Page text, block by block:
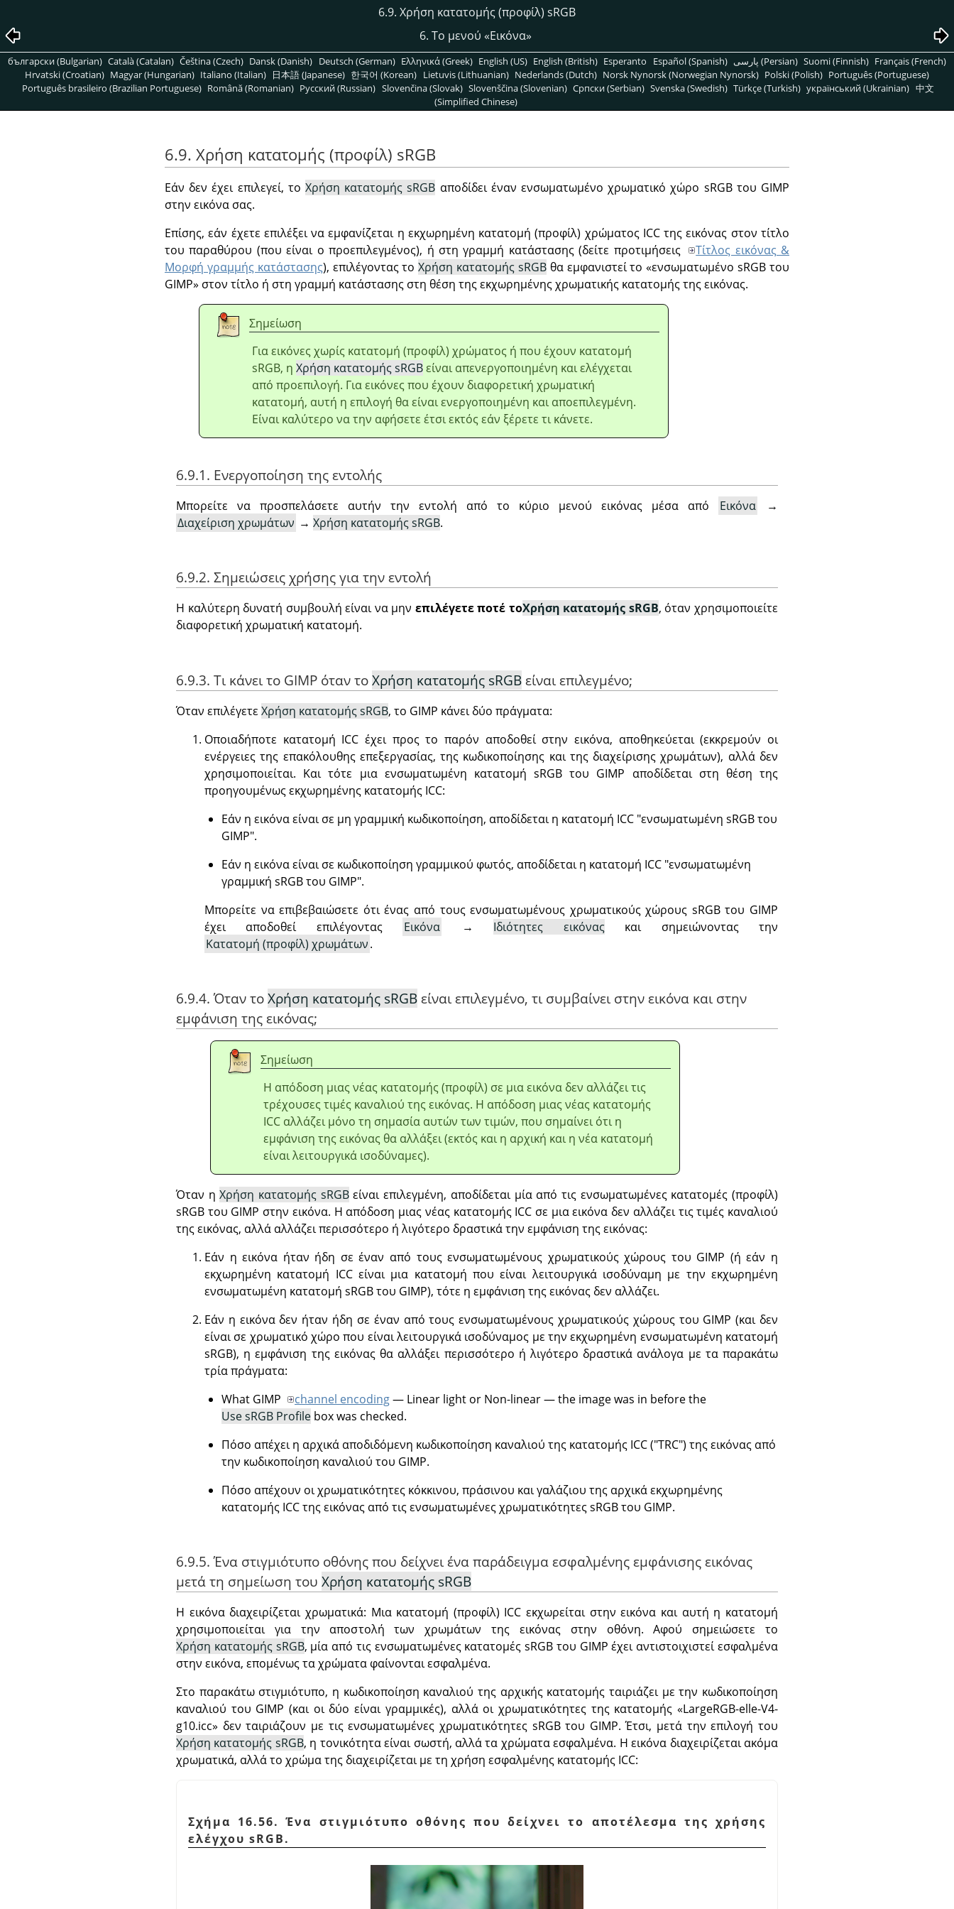
6.9. Χρήση κατατομής (προφίλ) sRGB
6. Το μενού «Εικόνα»
български (Bulgarian) Català (Catalan) Čeština (Czech) Dansk (Danish) Deutsch (German) Ελληνικά (Greek) English (US) English (British) Esperanto Español (Spanish) پارسی (Persian) Suomi (Finnish) Français (French)
Hrvatski (Croatian) Magyar (Hungarian) Italiano (Italian) 日本語 (Japanese) 한국어 (Korean) Lietuvis (Lithuanian) Nederlands (Dutch) Norsk Nynorsk (Norwegian Nynorsk) Polski (Polish) Português (Portuguese)
Português brasileiro (Brazilian Portuguese) Română (Romanian) Pусский (Russian) Slovenčina (Slovak) Slovenščina (Slovenian) Српски (Serbian) Svenska (Swedish) Türkçe (Turkish) український (Ukrainian) 中文
(Simplified Chinese)
6.9. Χρήση κατατομής (προφίλ) sRGB
Εάν δεν έχει επιλεγεί, το Χρήση κατατομής sRGB αποδίδει έναν ενσωματωμένο χρωματικό χώρο sRGB του GIMP
στην εικόνα σας.
Επίσης, εάν έχετε επιλέξει να εμφανίζεται η εκχωρημένη κατατομή (προφίλ) χρώματος ICC της εικόνας στον τίτλο
του παραθύρου (που είναι ο προεπιλεγμένος), ή στη γραμμή κατάστασης (δείτε προτιμήσεις
Τίτλος εικόνας &
Μορφή γραμμής κατάστασης), επιλέγοντας τοΧρήση κατατομής sRGBθα εμφανιστεί το«ενσωματωμένο sRGB του
GIMP» στον τίτλο ή στη γραμμή κατάστασης στη θέση της εκχωρημένης χρωματικής κατατομής της εικόνας.
Σημείωση
Για εικόνες χωρίς κατατομή (προφίλ) χρώματος ή που έχουν κατατομή
sRGB, η Χρήση κατατομής sRGBείναι απενεργοποιημένη και ελέγχεται
από προεπιλογή. Για εικόνες που έχουν διαφορετική χρωματική
κατατομή, αυτή η επιλογή θα είναι ενεργοποιημένη και αποεπιλεγμένη.
Είναι καλύτερο να την αφήσετε έτσι εκτός εάν ξέρετε τι κάνετε.
6.9.1. Ενεργοποίηση της εντολής
Μπορείτε να προσπελάσετε αυτήν την εντολή από το κύριο μενού εικόνας μέσα από Εικόνα →
Διαχείριση χρωμάτων → Χρήση κατατομής sRGB.
6.9.2. Σημειώσεις χρήσης για την εντολή
Η καλύτερη δυνατή συμβουλή είναι να μην επιλέγετε ποτέ τοΧρήση κατατομής sRGB, όταν χρησιμοποιείτε
διαφορετική χρωματική κατατομή.
6.9.3. Τι κάνει το GIMP όταν τοΧρήση κατατομής sRGBείναι επιλεγμένο;
Όταν επιλέγετε Χρήση κατατομής sRGB, το GIMP κάνει δύο πράγματα:
Οποιαδήποτε κατατομή ICC έχει προς το παρόν αποδοθεί στην εικόνα, αποθηκεύεται (εκκρεμούν οι
ενέργειες της επακόλουθης επεξεργασίας, της κωδικοποίησης και της διαχείρισης χρωμάτων), αλλά δεν
χρησιμοποιείται. Και τότε μια ενσωματωμένη κατατομή sRGB του GIMP αποδίδεται στη θέση της
προηγουμένως εκχωρημένης κατατομής ICC:
Εάν η εικόνα είναι σε μη γραμμική κωδικοποίηση, αποδίδεται η κατατομή ICC "ενσωματωμένη sRGB του
GIMP".
Εάν η εικόνα είναι σε κωδικοποίηση γραμμικού φωτός, αποδίδεται η κατατομή ICC "ενσωματωμένη
γραμμική sRGB του GIMP".
Μπορείτε να επιβεβαιώσετε ότι ένας από τους ενσωματωμένους χρωματικούς χώρους sRGB του GIMP
έχει αποδοθεί επιλέγοντας
Εικόνα → Ιδιότητες εικόνας και σημειώνοντας την
Κατατομή (προφίλ) χρωμάτων.
6.9.4. Όταν τοΧρήση κατατομής sRGBείναι επιλεγμένο, τι συμβαίνει στην εικόνα και στην
εμφάνιση της εικόνας;
Σημείωση
Η απόδοση μιας νέας κατατομής (προφίλ) σε μια εικόνα δεν αλλάζει τις
τρέχουσες τιμές καναλιού της εικόνας. Η απόδοση μιας νέας κατατομής
ICC αλλάζει μόνο τη σημασία αυτών των τιμών, που σημαίνει ότι η
εμφάνιση της εικόνας θα αλλάξει (εκτός και η αρχική και η νέα κατατομή
είναι λειτουργικά ισοδύναμες).
Όταν ηΧρήση κατατομής sRGBείναι επιλεγμένη, αποδίδεται μία από τις ενσωματωμένες κατατομές (προφίλ)
sRGB του GIMP στην εικόνα. Η απόδοση μιας νέας κατατομής ICC σε μια εικόνα δεν αλλάζει τις τιμές καναλιού
της εικόνας, αλλά αλλάζει περισσότερο ή λιγότερο δραστικά την εμφάνιση της εικόνας:
Εάν η εικόνα ήταν ήδη σε έναν από τους ενσωματωμένους χρωματικούς χώρους του GIMP (ή εάν η
εκχωρημένη κατατομή ICC είναι μια κατατομή που είναι λειτουργικά ισοδύναμη με την εκχωρημένη
ενσωματωμένη κατατομή sRGB του GIMP), τότε η εμφάνιση της εικόνας δεν αλλάζει.
Εάν η εικόνα δεν ήταν ήδη σε έναν από τους ενσωματωμένους χρωματικούς χώρους του GIMP (και δεν
είναι σε χρωματικό χώρο που είναι λειτουργικά ισοδύναμος με την εκχωρημένη ενσωματωμένη κατατομή
sRGB), η εμφάνιση της εικόνας θα αλλάξει περισσότερο ή λιγότερο δραστικά ανάλογα με τα παρακάτω
τρία πράγματα:
What GIMP
channel encoding— Linear light or Non-linear — the image was in before the
Use sRGB Profile box was checked.
Πόσο απέχει η αρχικά αποδιδόμενη κωδικοποίηση καναλιού της κατατομής ICC ("TRC") της εικόνας από
την κωδικοποίηση καναλιού του GIMP.
Πόσο απέχουν οι χρωματικότητες κόκκινου, πράσινου και γαλάζιου της αρχικά εκχωρημένης
κατατομής ICC της εικόνας από τις ενσωματωμένες χρωματικότητες sRGB του GIMP.
6.9.5. Ένα στιγμιότυπο οθόνης που δείχνει ένα παράδειγμα εσφαλμένης εμφάνισης εικόνας
μετά τη σημείωση του Χρήση κατατομής sRGB
Η εικόνα διαχειρίζεται χρωματικά: Μια κατατομή (προφίλ) ICC εκχωρείται στην εικόνα και αυτή η κατατομή
χρησιμοποιείται για την αποστολή των χρωμάτων της εικόνας στην οθόνη. Αφού σημειώσετε το
Χρήση κατατομής sRGB, μία από τις ενσωματωμένες κατατομές sRGB του GIMP έχει αντιστοιχιστεί εσφαλμένα
στην εικόνα, επομένως τα χρώματα φαίνονται εσφαλμένα.
Στο παρακάτω στιγμιότυπο, η κωδικοποίηση καναλιού της αρχικής κατατομής ταιριάζει με την κωδικοποίηση
καναλιού του GIMP (και οι δύο είναι γραμμικές), αλλά οι χρωματικότητες της κατατομής «LargeRGB-elle-V4-
g10.icc» δεν ταιριάζουν με τις ενσωματωμένες χρωματικότητες sRGB του GIMP. Έτσι, μετά την επιλογή του
Χρήση κατατομής sRGB, η τονικότητα είναι σωστή, αλλά τα χρώματα εσφαλμένα. Η εικόνα διαχειρίζεται ακόμα
χρωματικά, αλλά το χρώμα της διαχειρίζεται με τη χρήση εσφαλμένης κατατομής ICC:
Σχήμα 16.56. Ένα στιγμιότυπο οθόνης που δείχνει το αποτέλεσμα της χρήσης
ελέγχου sRGB.